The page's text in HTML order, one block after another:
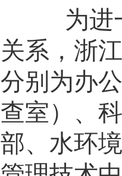
为进
关系，浙
分别为办
查室）、
部、水环